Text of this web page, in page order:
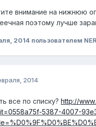
внимание на нижнюю
поэтому лучше
2014 пользователем
2014
все по списку? http://
5387-4007-